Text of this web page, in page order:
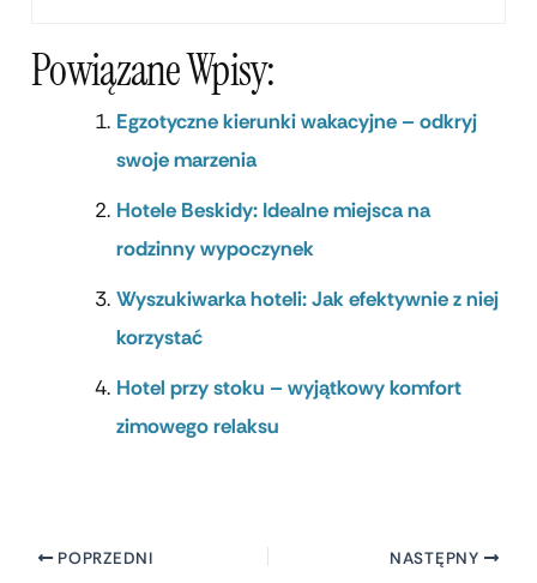
Powiązane Wpisy:
Egzotyczne kierunki wakacyjne – odkryj
swoje marzenia
Hotele Beskidy: Idealne miejsca na
rodzinny wypoczynek
Wyszukiwarka hoteli: Jak efektywnie z niej
korzystać
Hotel przy stoku – wyjątkowy komfort
zimowego relaksu
POPRZEDNI NASTĘPNY